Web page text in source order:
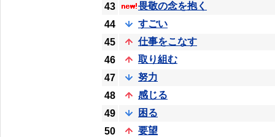
43
畏敬の念を抱く
44
すごい
45
仕事をこなす
46
取り組む
47
努力
48
感じる
49
困る
50
要望